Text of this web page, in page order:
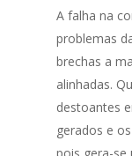
A falha na
problemas
brechas a
alinhadas.
destoantes
gerados e